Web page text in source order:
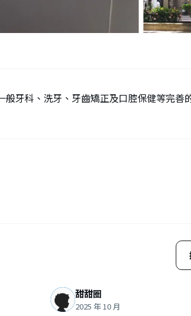
牙科、洗牙、牙齒矯正及口腔保健等完善
甜甜圈
2025 年 10 月